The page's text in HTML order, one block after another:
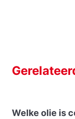
Welke olie is